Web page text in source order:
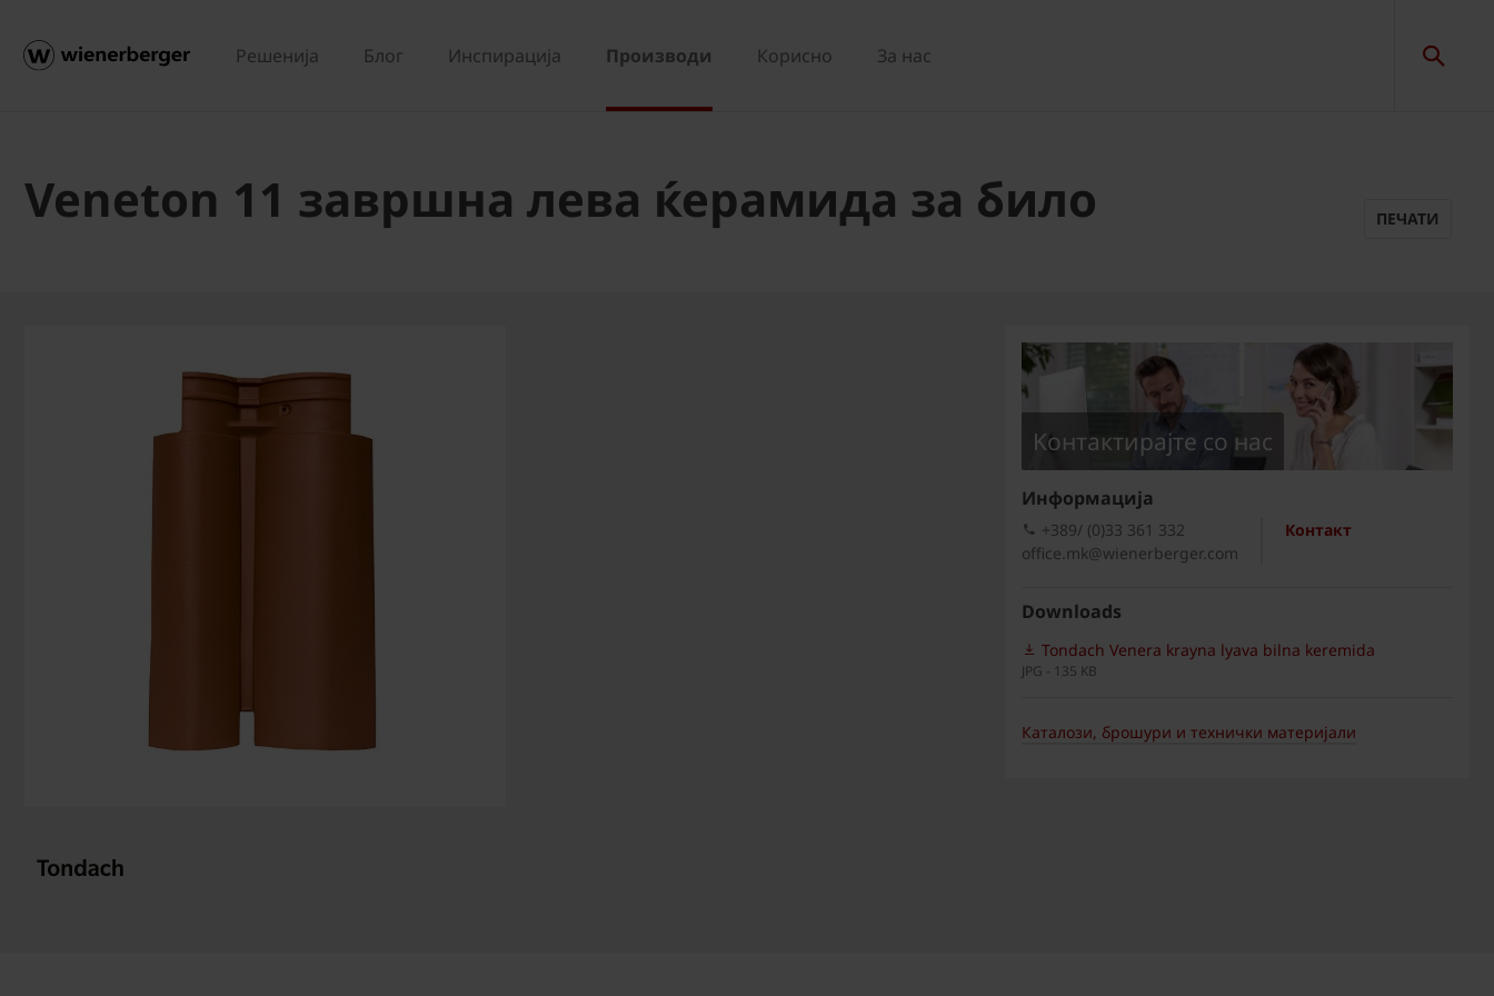
Решенија Блог Инспирација Производи Корисно За нас
Veneton 11 завршна лева ќерамида за било ПЕЧАТИ
Kонтактирајте со нас
Информациja
Контакт
+389/ (0)33 361 332
office.mk@wienerberger.com
Downloads
Tondach Venera krayna lyava bilna keremida
JPG - 135 KB
Каталози, брошури и технички материјали